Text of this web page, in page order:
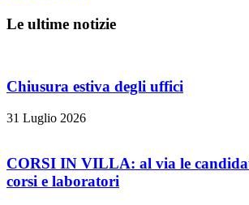
Le ultime notizie
Chiusura estiva degli uffici
31 Luglio 2026
CORSI IN VILLA: al via le
corsi e laboratori